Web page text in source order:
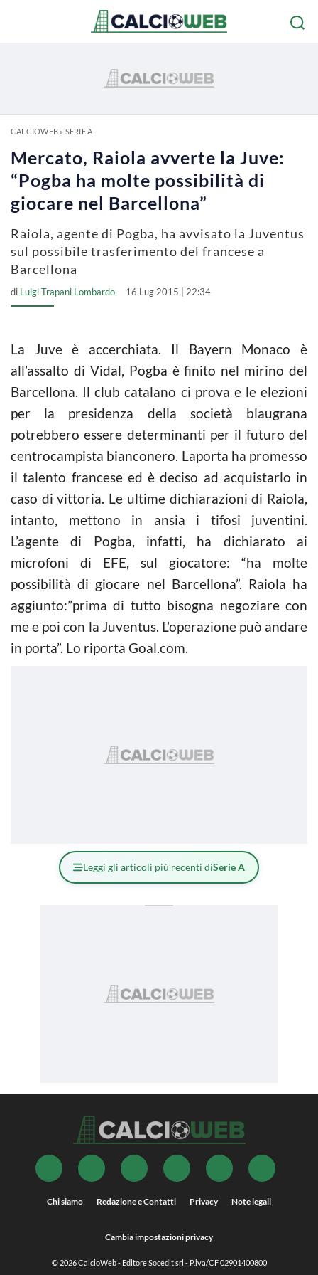
CALCIOWEB» SERIE A
Mercato, Raiola avverte la Juve:
“Pogba ha molte possibilità di
giocare nel Barcellona”
Raiola, agente di Pogba, ha avvisato la Juventus
sul possibile trasferimento del francese a
Barcellona
di Luigi Trapani Lombardo 16 Lug 2015 | 22:34
La Juve è accerchiata. Il Bayern Monaco è
all’assalto di Vidal, Pogba è finito nel mirino del
Barcellona. Il club catalano ci prova e le elezioni
per la presidenza della società blaugrana
potrebbero essere determinanti per il futuro del
centrocampista bianconero. Laporta ha promesso
il talento francese ed è deciso ad acquistarlo in
caso di vittoria. Le ultime dichiarazioni di Raiola,
intanto, mettono in ansia i tifosi juventini.
L’agente di Pogba, infatti, ha dichiarato ai
microfoni di EFE, sul giocatore: “ha molte
possibilità di giocare nel Barcellona”. Raiola ha
aggiunto:”prima di tutto bisogna negoziare con
me e poi con la Juventus. L’operazione può andare
in porta”. Lo riporta Goal.com.
Leggi gli articoli più recenti diSerie A
Chi siamo Redazione e Contatti Privacy Note legali
Cambia impostazioni privacy
© 2026CalcioWeb- Editore Socedit srl - P.iva/CF 02901400800